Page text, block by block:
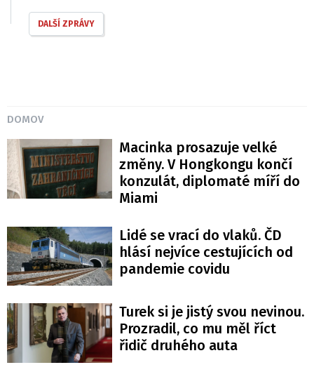
DALŠÍ ZPRÁVY
DOMOV
Macinka prosazuje velké
změny. V Hongkongu končí
konzulát, diplomaté míří do
Miami
Lidé se vrací do vlaků. ČD
hlásí nejvíce cestujících od
pandemie covidu
Turek si je jistý svou nevinou.
Prozradil, co mu měl říct
řidič druhého auta